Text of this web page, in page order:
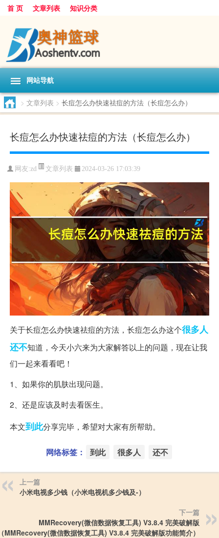
首 页 文章列表 知识分类
网站导航
> 文章列表 > 长痘怎么办快速祛痘的方法（长痘怎么办）
长痘怎么办快速祛痘的方法（长痘怎么办）
网友:zd 文章列表 2024-03-26 17:03:39
关于长痘怎么办快速祛痘的方法，长痘怎么办这个很多人
还不知道，今天小六来为大家解答以上的问题，现在让我
们一起来看看吧！
1、如果你的肌肤出现问题。
2、还是应该及时去看医生。
本文到此分享完毕，希望对大家有所帮助。
网络标签： 到此 很多人 还不
上一篇
小米电视多少钱（小米电视机多少钱及-）
下一篇
MMRecovery(微信数据恢复工具) V3.8.4 完美破解版
MMRecovery(微信数据恢复工具) V3.8.4 完美破解版功能简介）